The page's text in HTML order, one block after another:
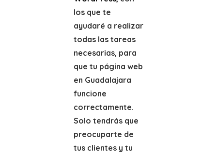
los que te
ayudaré a realizar
todas las tareas
necesarias, para
que tu página web
en Guadalajara
funcione
correctamente.
Solo tendrás que
preocuparte de
tus clientes y tu